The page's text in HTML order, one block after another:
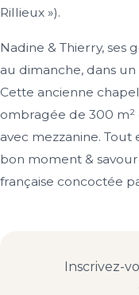
Rillieux »).
Nadine & Thierry, ses
au dimanche, dans
Cette ancienne
ombragée de 300 m²
avec mezzanine.
bon moment &
française concoctée
Inscrivez-